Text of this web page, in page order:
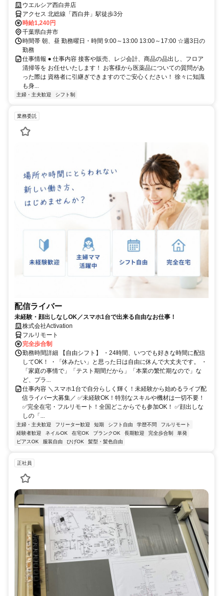
大幅に緩和しました！
ウエルシア西白井店
アクセス 北総線「西白井」駅徒歩3分
時給1,240円
千葉県白井市
時間帯 朝、昼 勤務曜日・時間 9:00～13:00 13:00～17:00 ☆週3日の
勤務
仕事情報 ● 仕事内容 接客や販売、レジ会計、商品の品出し、フロア
清掃等を お任せいたします！ お客様から医薬品についての質問があ
った際は 資格者に引継ぎできますのでご安心ください！ 徐々に知識
も身...
主婦・主夫歓迎 シフト制
業務委託
配信ライバー
未経験・顔出しなしOK／スマホ1台で出来る自由なお仕事！
株式会社Activation
フルリモート
完全歩合制
勤務時間詳細 【自由シフト】 ・24時間、いつでも好きな時間に配信
してOK！ ・「休みたい」と思った日は自由に休んで大丈夫です。 ・
「家庭の事情で」「テスト期間だから」「本業の繁忙期なので」な
ど、プラ...
仕事内容 ＼スマホ1台で自分らしく輝く！未経験から始めるライブ配
信ライバー大募集／ ✅未経験OK！特別なスキルや機材は一切不要！
✅完全在宅・フルリモート！全国どこからでも参加OK！ ✅顔出しな
しの「...
主婦・主夫歓迎 フリーター歓迎 短期 シフト自由 学歴不問
フルリモート
経験者歓迎
ネイルOK 在宅OK ブランクOK 長期歓迎 完全歩合制
単発
ピアスOK
服装自由 ひげOK 髪型・髪色自由
正社員